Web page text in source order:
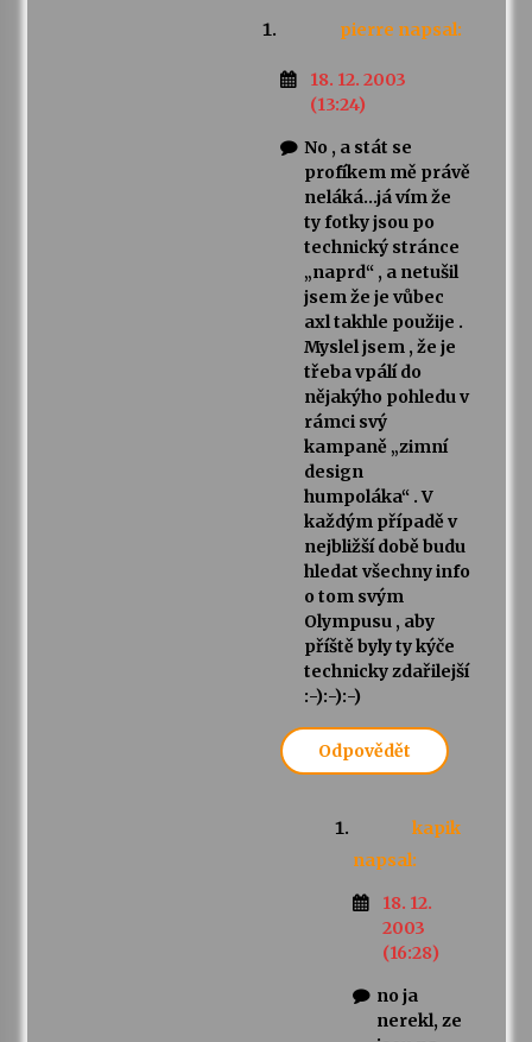
pierre napsal:
18. 12. 2003
(13:24)
No , a stát se
profíkem mě právě
neláká…já vím že
ty fotky jsou po
technický stránce
„naprd“ , a netušil
jsem že je vůbec
axl takhle použije .
Myslel jsem , že je
třeba vpálí do
nějakýho pohledu v
rámci svý
kampaně „zimní
design
humpoláka“ . V
každým případě v
nejbližší době budu
hledat všechny info
o tom svým
Olympusu , aby
příště byly ty kýče
technicky zdařilejší
:-):-):-)
Odpovědět
kapik
napsal:
18. 12.
2003
(16:28)
no ja
nerekl, ze